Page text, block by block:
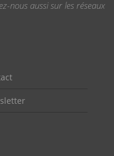
nous aussi sur les réseaux